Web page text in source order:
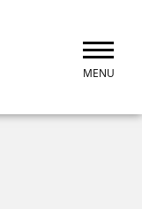
MENU